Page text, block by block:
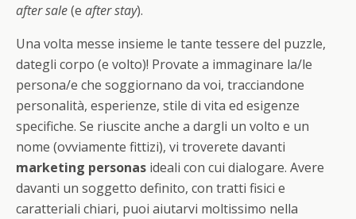
after sale(e after stay).
Una volta messe insieme le tante tessere del puzzle,
dategli corpo (e volto)! Provate a immaginare la/le
persona/e che soggiornano da voi, tracciandone
personalità, esperienze, stile di vita ed esigenze
specifiche. Se riuscite anche a dargli un volto e un
nome (ovviamente fittizi), vi troverete davanti
marketing personas ideali con cui dialogare. Avere
davanti un soggetto definito, con tratti fisici e
caratteriali chiari, puoi aiutarvi moltissimo nella